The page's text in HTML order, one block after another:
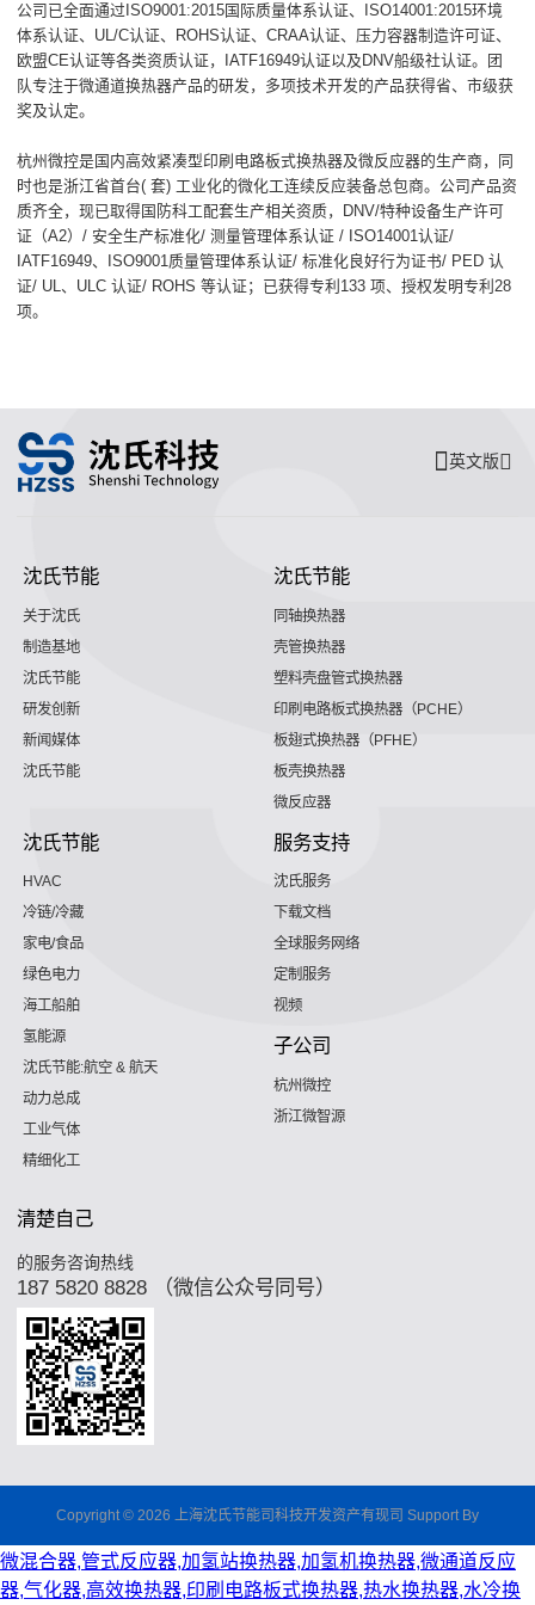
公司已全面通过ISO9001:2015国际质量体系认证、ISO14001:2015环境
体系认证、UL/C认证、ROHS认证、CRAA认证、压力容器制造许可证、
欧盟CE认证等各类资质认证，IATF16949认证以及DNV船级社认证。团
队专注于微通道换热器产品的研发，多项技术开发的产品获得省、市级获
奖及认定。
杭州微控是国内高效紧凑型印刷电路板式换热器及微反应器的生产商，同
时也是浙江省首台( 套) 工业化的微化工连续反应装备总包商。公司产品资
质齐全，现已取得国防科工配套生产相关资质，DNV/特种设备生产许可
证（A2）/ 安全生产标准化/ 测量管理体系认证 / ISO14001认证/
IATF16949、ISO9001质量管理体系认证/ 标准化良好行为证书/ PED 认
证/ UL、ULC 认证/ ROHS 等认证；已获得专利133 项、授权发明专利28
项。
英文版
沈氏节能
关于沈氏
制造基地
沈氏节能
研发创新
新闻媒体
沈氏节能
沈氏节能
同轴换热器
壳管换热器
塑料壳盘管式换热器
印刷电路板式换热器（PCHE）
板翅式换热器（PFHE）
板壳换热器
微反应器
沈氏节能
HVAC
冷链/冷藏
家电/食品
绿色电力
海工船舶
氢能源
沈氏节能:航空 & 航天
动力总成
工业气体
精细化工
服务支持
沈氏服务
下载文档
全球服务网络
定制服务
视频
子公司
杭州微控
浙江微智源
清楚自己
的服务咨询热线
187 5820 8828 （微信公众号同号）
Copyright © 2026 上海沈氏节能司科技开发资产有现司 Support By
微混合器,管式反应器,加氢站换热器,加氢机换热器,微通道反应
器,气化器,高效换热器,印刷电路板式换热器,热水换热器,水冷换